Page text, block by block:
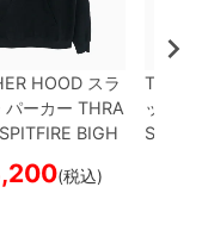
HOOD スラ
パーカー THRA
BIGH
）スケートボ
(税込)
ッシャ
SHER